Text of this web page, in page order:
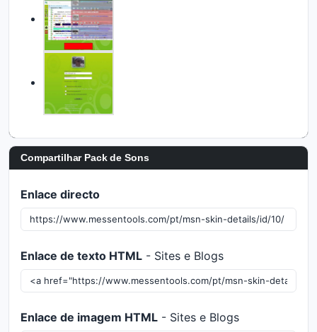
Compartilhar Pack de Sons
Enlace directo
Enlace de texto HTML - Sites e Blogs
Enlace de imagem HTML - Sites e Blogs